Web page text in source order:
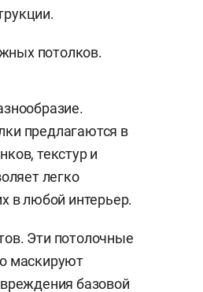
потолков.
предлагаются в
текстур и
легко
в любой интерьер.
Эти потолочные
маскируют
базовой